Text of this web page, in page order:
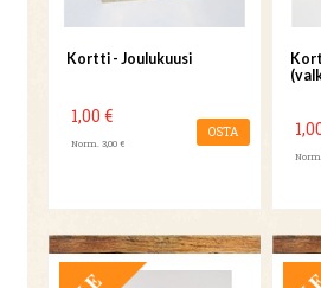
Kortti - Joulukuusi
1,00 €
Norm. 3,00 €
OSTA
TARJOUS